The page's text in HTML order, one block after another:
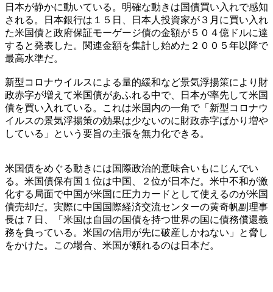
日本が静かに動いている。明確な動きは国債買い入れで感知
される。日本銀行は１５日、日本人投資家が３月に買い入れ
た米国債と政府保証モーゲージ債の金額が５０４億ドルに達
すると発表した。関連金額を集計し始めた２００５年以降で
最高水準だ。
新型コロナウイルスによる量的緩和など景気浮揚策により財
政赤字が増えて米国債があふれる中で、日本が率先して米国
債を買い入れている。これは米国内の一角で「新型コロナウ
イルスの景気浮揚策の効果は少ないのに財政赤字ばかり増や
している」という要旨の主張を無力化できる。
米国債をめぐる動きには国際政治的意味合いもにじんでい
る。米国債保有国１位は中国、２位が日本だ。米中不和が激
化する局面で中国が米国に圧力カードとして使えるのが米国
債売却だ。実際に中国国際経済交流センターの黄奇帆副理事
長は７日、「米国は自国の国債を持つ世界の国に債務償還義
務を負っている。米国の信用が先に破産しかねない」と脅し
をかけた。この場合、米国が頼れるのは日本だ。